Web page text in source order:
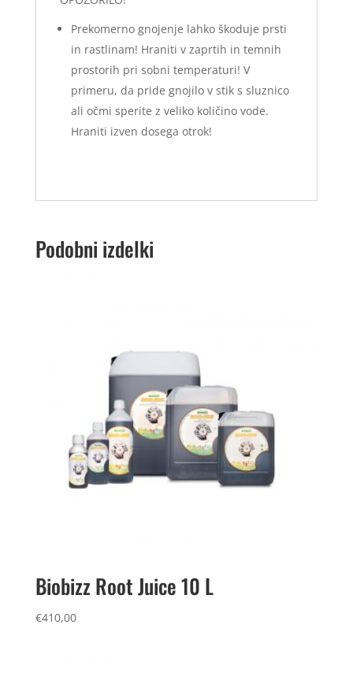
Prekomerno gnojenje lahko škoduje prsti
in rastlinam! Hraniti v zaprtih in temnih
prostorih pri sobni temperaturi! V
primeru, da pride gnojilo v stik s sluznico
ali očmi sperite z veliko količino vode.
Hraniti izven dosega otrok!
Podobni izdelki
Biobizz Root Juice 10 L
€410,00